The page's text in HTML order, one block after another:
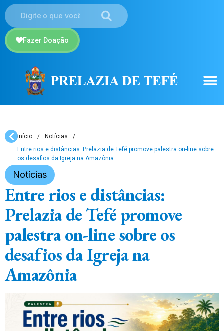
Fazer Doação
Início / Notícias
/
Entre rios e distâncias: Prelazia de Tefé promove palestra on-line sobre
os desafios da Igreja na Amazônia
Notícias
Entre rios e distâncias:
Prelazia de Tefé promove
palestra on-line sobre os
desafios da Igreja na
Amazônia